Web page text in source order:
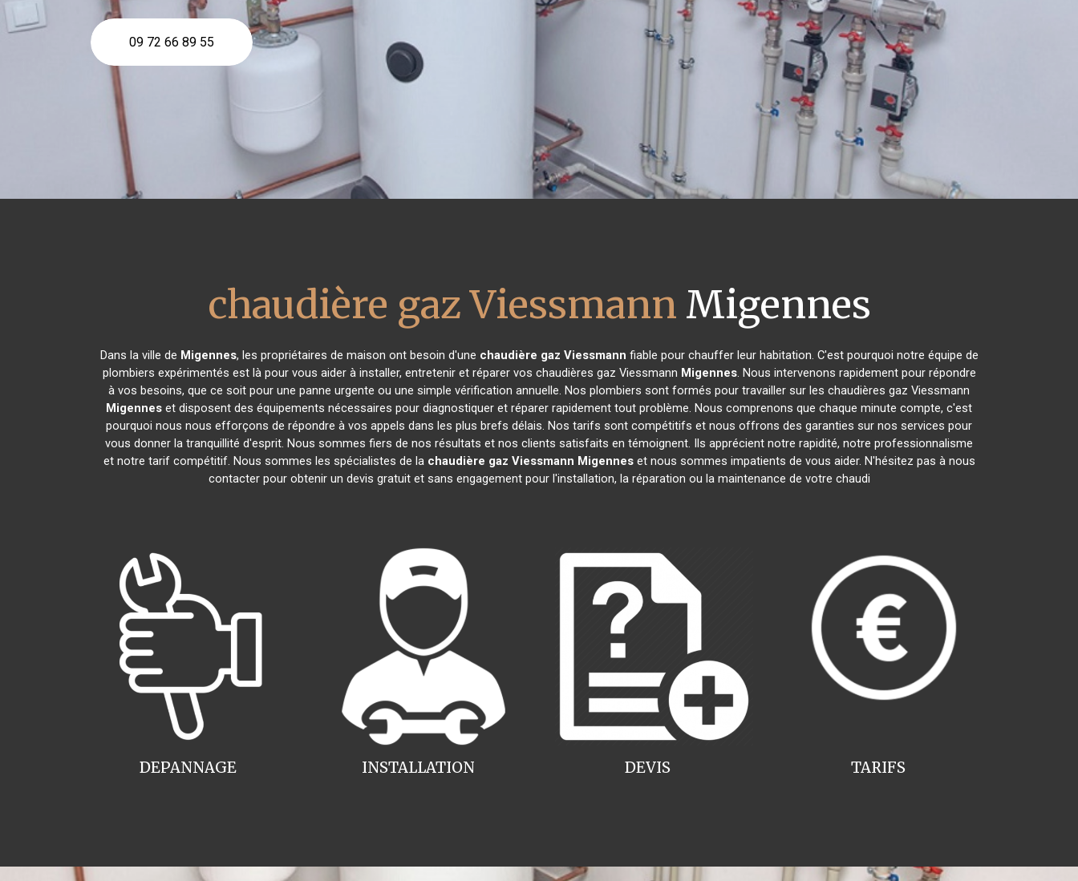
09 72 66 89 55
chaudière gaz Viessmann Migennes
Dans la ville de Migennes, les propriétaires de maison ont besoin d'une chaudière gaz Viessmann fiable pour chauffer leur habitation. C'est pourquoi notre équipe de
plombiers expérimentés est là pour vous aider à installer, entretenir et réparer vos chaudières gaz Viessmann Migennes. Nous intervenons rapidement pour répondre
à vos besoins, que ce soit pour une panne urgente ou une simple vérification annuelle. Nos plombiers sont formés pour travailler sur les chaudières gaz Viessmann
Migennes et disposent des équipements nécessaires pour diagnostiquer et réparer rapidement tout problème. Nous comprenons que chaque minute compte, c'est
pourquoi nous nous efforçons de répondre à vos appels dans les plus brefs délais. Nos tarifs sont compétitifs et nous offrons des garanties sur nos services pour
vous donner la tranquillité d'esprit. Nous sommes fiers de nos résultats et nos clients satisfaits en témoignent. Ils apprécient notre rapidité, notre professionnalisme
et notre tarif compétitif. Nous sommes les spécialistes de la chaudière gaz Viessmann Migenneset nous sommes impatients de vous aider. N'hésitez pas à nous
contacter pour obtenir un devis gratuit et sans engagement pour l'installation, la réparation ou la maintenance de votre chaudi
INSTALLATION
DEPANNAGE TARIFS
DEVIS